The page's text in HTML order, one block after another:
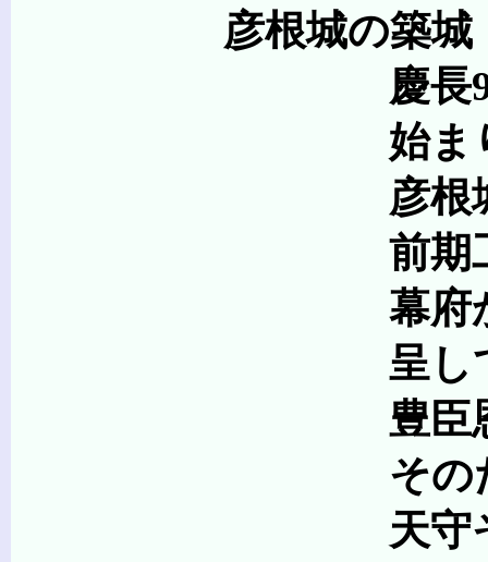
彦根城の築城
慶長9年(1604)7月1
始まりま
彦根城の築城は
前期工事は、本
幕府から6人の奉行
呈していま
豊臣恩顧の大名が
そのため築城に必
天守そのものが